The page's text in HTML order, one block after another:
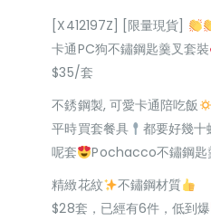
[X412197Z] [限量現貨]
卡通PC狗不鏽鋼匙羹叉套裝
$35/套
不銹鋼製, 可愛卡通陪吃飯
平時買套餐具
都要好幾十
呢套
Pochacco不鏽鋼匙
精緻花紋
不鏽鋼材質
$28套，已經有6件，低到爆